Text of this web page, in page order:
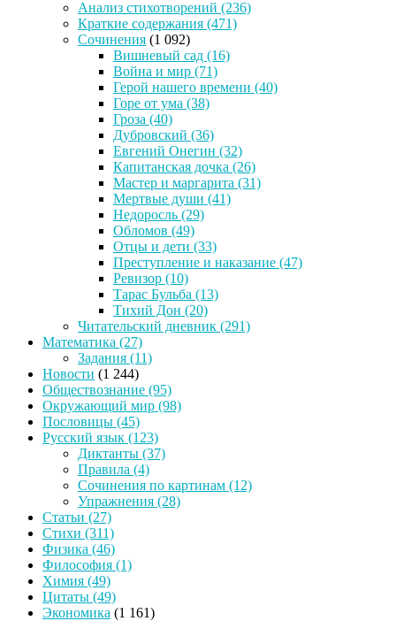
Анализ стихотворений (236)
Краткие содержания (471)
Сочинения (1 092)
Вишневый сад (16)
Война и мир (71)
Герой нашего времени (40)
Горе от ума (38)
Гроза (40)
Дубровский (36)
Евгений Онегин (32)
Капитанская дочка (26)
Мастер и маргарита (31)
Мертвые души (41)
Недоросль (29)
Обломов (49)
Отцы и дети (33)
Преступление и наказание (47)
Ревизор (10)
Тарас Бульба (13)
Тихий Дон (20)
Читательский дневник (291)
Математика (27)
Задания (11)
Новости (1 244)
Обществознание (95)
Окружающий мир (98)
Пословицы (45)
Русский язык (123)
Диктанты (37)
Правила (4)
Сочинения по картинам (12)
Упражнения (28)
Статьи (27)
Стихи (311)
Физика (46)
Философия (1)
Химия (49)
Цитаты (49)
Экономика (1 161)